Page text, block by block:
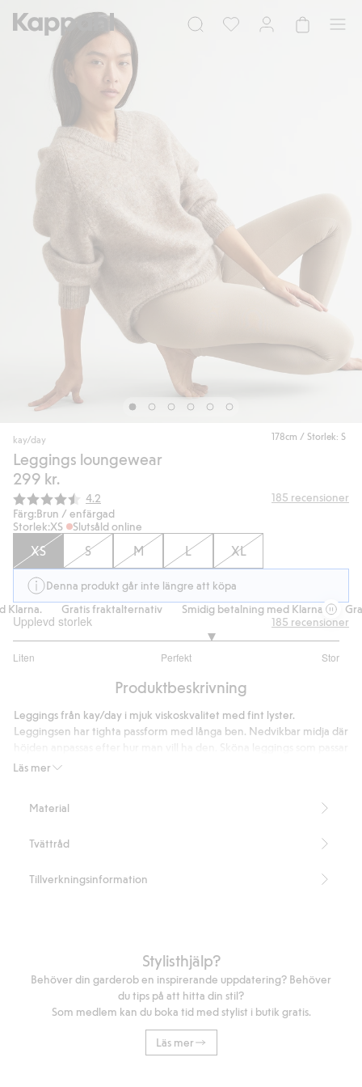
178cm / Storlek: S
kay/day
Leggings loungewear
299 kr.
Snittbetyg:
4.2 185 recensioner
Färg:Brun / enfärgad
Storlek:XS Slutsåld online
XS S M L XL
Denna produkt går inte längre att köpa
Gratis fraktalternativ Smidig betalning med Klarna.
Upplevd storlek
Liten Perfekt Stor
utav
136
betyg
185 recensioner
Produktbeskrivning
Läs mer
Leggings från kay/day i mjuk viskoskvalitet med fint lyster.
Leggingsen har tighta passform med långa ben. Nedvikbar midja där
lika bra till lågintensiv träning eller som loungebyxor hemma.
Nedvikbar midja
Denna produkt innehåller 93% LENZING™ ECOVERO™-fibrer.
LIVAECO BY BIRLA CELLULOSE™ Blend
Material
Tvättråd
Tillverkningsinformation
Stylisthjälp?
Behöver din garderob en inspirerande uppdatering? Behöver
du tips på att hitta din stil?
Som medlem kan du boka tid med stylist i butik gratis.
Läs mer